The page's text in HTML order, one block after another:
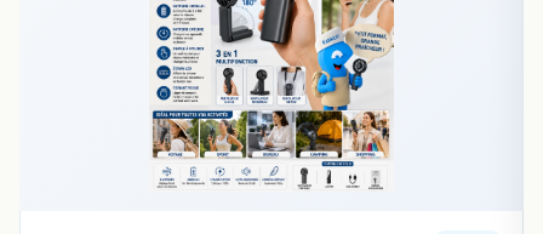
– sashimis finement découpés, la
quintessence de la cuisine japonaise appliquée au
poisson cru
Conclusion
Hiko Sushi affiche la note parfaite de 5/5 pour 64 avis —
un résultat exceptionnel qui reflète l’engagement absolu